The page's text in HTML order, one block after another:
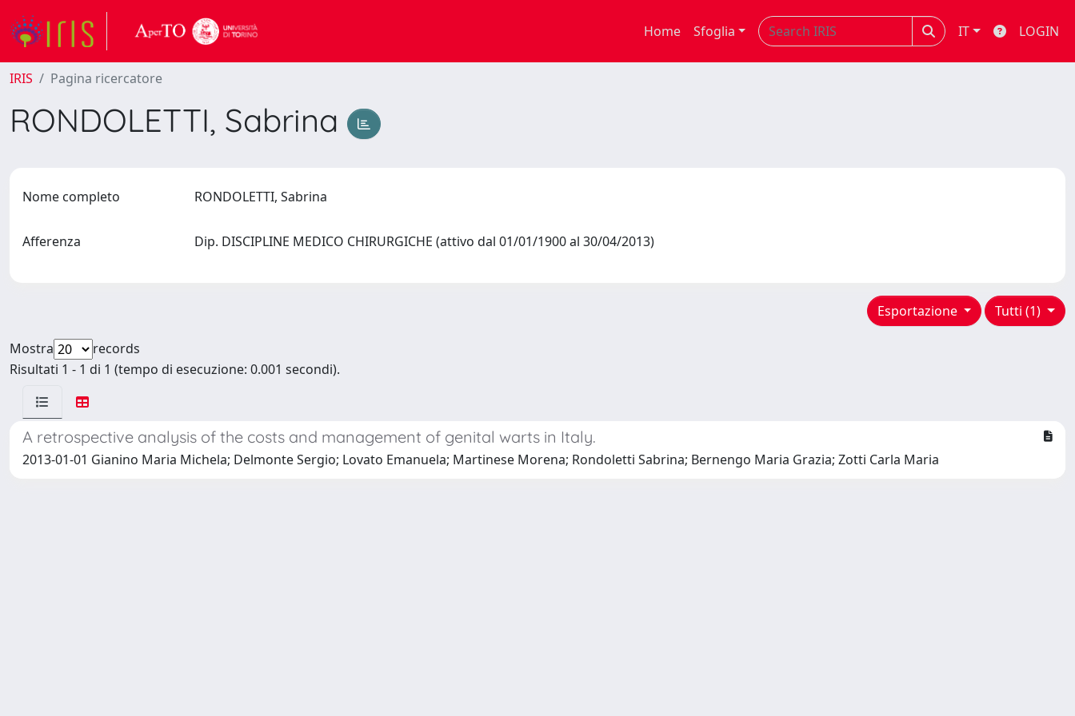
Home Sfoglia IT LOGIN
IRIS Pagina ricercatore
RONDOLETTI, Sabrina
Nome completo RONDOLETTI, Sabrina
Afferenza Dip. DISCIPLINE MEDICO CHIRURGICHE (attivo dal 01/01/1900 al 30/04/2013)
Tutti (1)
Esportazione
Mostra
records
Risultati 1 - 1 di 1 (tempo di esecuzione: 0.001 secondi).
A retrospective analysis of the costs and management of genital warts in Italy.
2013-01-01 Gianino Maria Michela; Delmonte Sergio; Lovato Emanuela; Martinese Morena; Rondoletti Sabrina; Bernengo Maria Grazia; Zotti Carla Maria